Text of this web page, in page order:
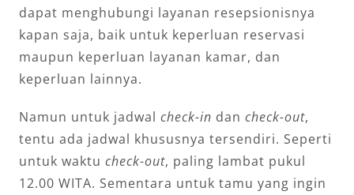
dapat menghubungi layanan resepsionisnya
kapan saja, baik untuk keperluan reservasi
maupun keperluan layanan kamar, dan
keperluan lainnya.
Namun untuk jadwal check-in dan check-out,
tentu ada jadwal khususnya tersendiri. Seperti
untuk waktu check-out, paling lambat pukul
12.00 WITA. Sementara untuk tamu yang ingin